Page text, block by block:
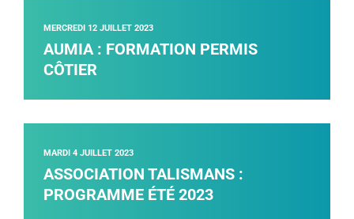
AUMIA : FORMATION PERMIS
CÔTIER
MERCREDI 12 JUILLET 2023
ASSOCIATION TALISMANS :
PROGRAMME ÉTÉ 2023
MARDI 4 JUILLET 2023